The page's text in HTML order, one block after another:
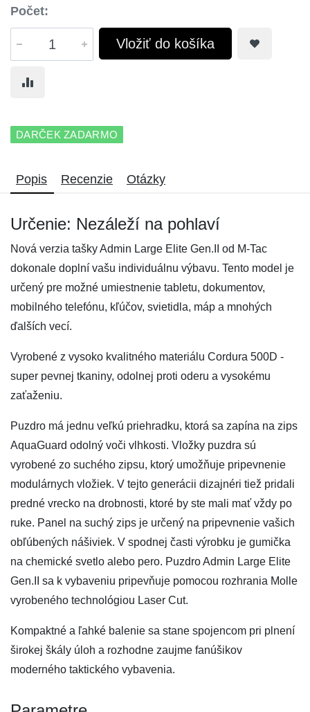
Počet:
Vložiť do košíka
DARČEK ZADARMO
Popis Recenzie Otázky
Určenie: Nezáleží na pohlaví
Nová verzia tašky Admin Large Elite Gen.II od M-Tac
dokonale doplní vašu individuálnu výbavu. Tento model je
určený pre možné umiestnenie tabletu, dokumentov,
mobilného telefónu, kľúčov, svietidla, máp a mnohých
ďalších vecí.
Vyrobené z vysoko kvalitného materiálu Cordura 500D -
super pevnej tkaniny, odolnej proti oderu a vysokému
zaťaženiu.
Puzdro má jednu veľkú priehradku, ktorá sa zapína na zips
AquaGuard odolný voči vlhkosti. Vložky puzdra sú
vyrobené zo suchého zipsu, ktorý umožňuje pripevnenie
modulárnych vložiek. V tejto generácii dizajnéri tiež pridali
predné vrecko na drobnosti, ktoré by ste mali mať vždy po
ruke. Panel na suchý zips je určený na pripevnenie vašich
obľúbených nášiviek. V spodnej časti výrobku je gumička
na chemické svetlo alebo pero. Puzdro Admin Large Elite
Gen.II sa k vybaveniu pripevňuje pomocou rozhrania Molle
vyrobeného technológiou Laser Cut.
Kompaktné a ľahké balenie sa stane spojencom pri plnení
širokej škály úloh a rozhodne zaujme fanúšikov
moderného taktického vybavenia.